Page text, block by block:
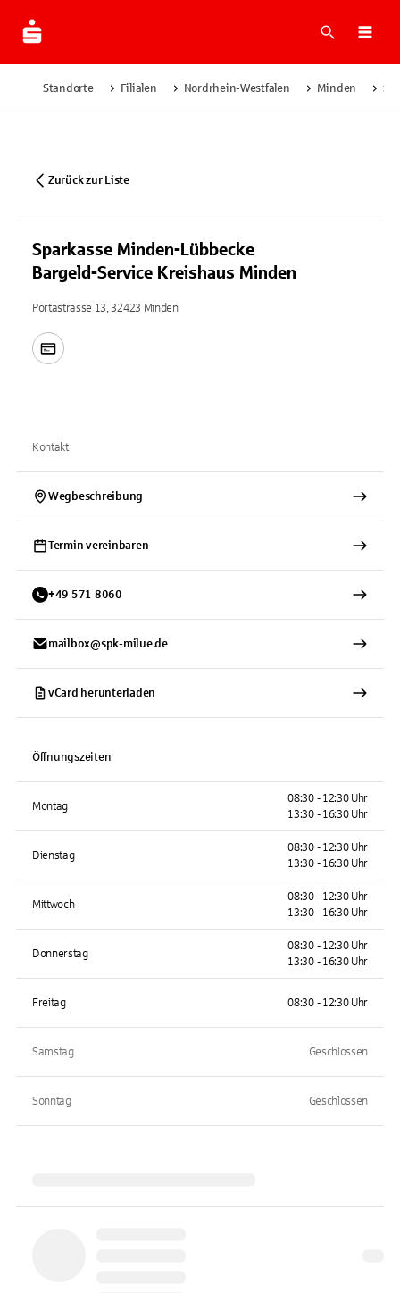
Suche
Standorte Filialen Nordrhein-Westfalen Minden
Zurück zur Liste
Sparkasse Minden-Lübbecke
Bargeld-Service Kreishaus Minden
Portastrasse 13, 32423 Minden
Kontakt
Wegbeschreibung
Termin vereinbaren
+49 571 8060
mailbox@spk-milue.de
vCard herunterladen
Öffnungszeiten
Montag
08:30 - 12:30 Uhr
13:30 - 16:30 Uhr
Dienstag
08:30 - 12:30 Uhr
13:30 - 16:30 Uhr
Mittwoch
08:30 - 12:30 Uhr
13:30 - 16:30 Uhr
Donnerstag
08:30 - 12:30 Uhr
13:30 - 16:30 Uhr
Freitag 08:30 - 12:30 Uhr
Samstag Geschlossen
Sonntag Geschlossen